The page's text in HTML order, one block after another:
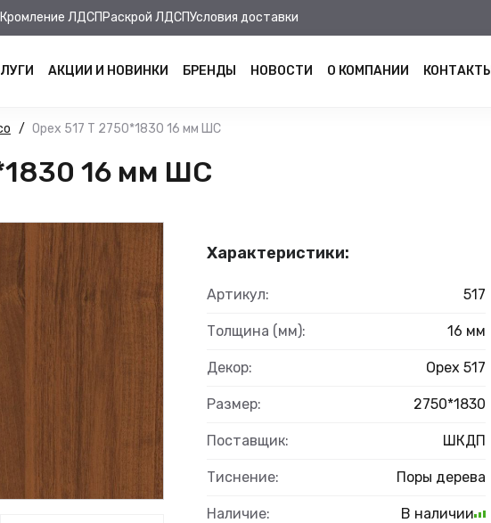
Кромление ЛДСП Раскрой ЛДСПУсловия доставки
АКЦИИ И НОВИНКИ БРЕНДЫ НОВОСТИ О КОМПАНИИ КОНТАКТЫ
Орех 517 Т 2750*1830 16 мм ШС
16 мм ШС
Характеристики:
Артикул: 517
Толщина (мм): 16 мм
Декор: Орех 517
Размер: 2750*1830
Поставщик: ШКДП
Тиснение: Поры дерева
Наличие: В наличии